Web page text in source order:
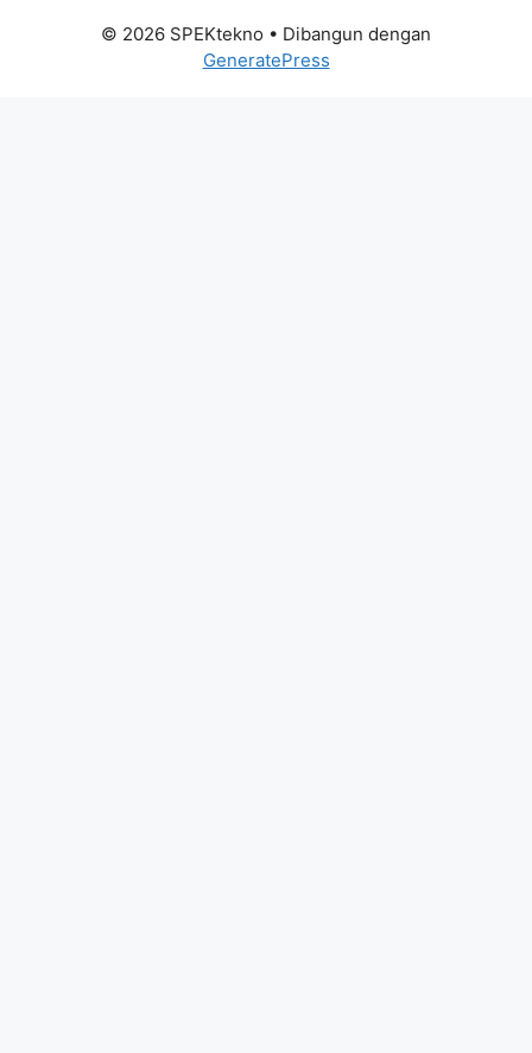
© 2026 SPEKtekno • Dibangun dengan
GeneratePress